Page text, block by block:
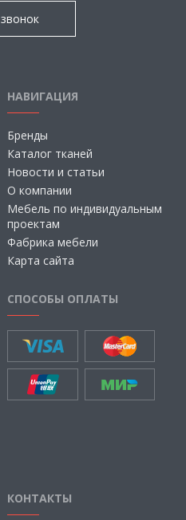
НАВИГАЦИЯ
Бренды
Каталог тканей
Новости и статьи
О компании
Мебель по индивидуальным
проектам
Фабрика мебели
Карта сайта
СПОСОБЫ ОПЛАТЫ
КОНТАКТЫ